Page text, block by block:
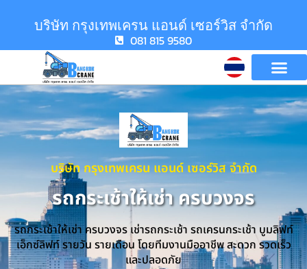
บริษัท กรุงเทพเครน แอนด์ เซอร์วิส จำกัด
081 815 9580
บริษัท กรุงเทพเครน แอนด์ เซอร์วิส จำกัด
รถกระเช้าให้เช่า ครบวงจร
รถกระเช้าให้เช่า ครบวงจร เช่ารถกระเช้า รถเครนกระเช้า บูมลิฟท์
เอ็กซ์ลิฟท์ รายวัน รายเดือน โดยทีมงานมืออาชีพ สะดวก รวดเร็ว
และปลอดภัย